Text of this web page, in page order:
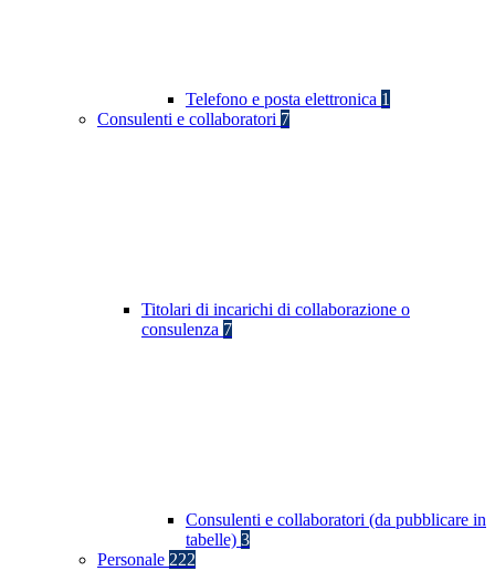
Telefono e posta elettronica 1
Consulenti e collaboratori 7
Titolari di incarichi di collaborazione o
consulenza 7
Consulenti e collaboratori (da pubblicare in
tabelle) 3
Personale 222